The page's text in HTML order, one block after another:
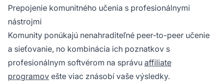
Prepojenie komunitného učenia s profesionálnymi
nástrojmi
Komunity ponúkajú nenahraditeľné peer-to-peer učenie
a sieťovanie, no kombinácia ich poznatkov s
profesionálnym softvérom na správu affiliate
programov ešte viac znásobí vaše výsledky.